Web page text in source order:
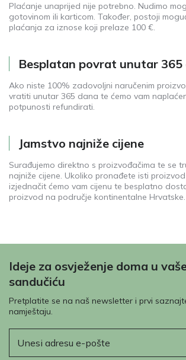
Plaćanje unaprijed nije potrebno. Nudimo
gotovinom ili karticom. Također, postoji
plaćanja za iznose koji prelaze 100 €.
Besplatan povrat unutar 365
Ako niste 100% zadovoljni naručenim
vratiti unutar 365 dana te ćemo vam
potpunosti refundirati.
Jamstvo najniže cijene
Surađujemo direktno s proizvođačima te se
najniže cijene. Ukoliko pronađete isti
izjednačit ćemo vam cijenu te besplatno
proizvod na područje kontinentalne Hrvatske.
Ideje za osvježenje doma u
sandučiću
Pretplatite se na naš newsletter i prvi
namještaju.